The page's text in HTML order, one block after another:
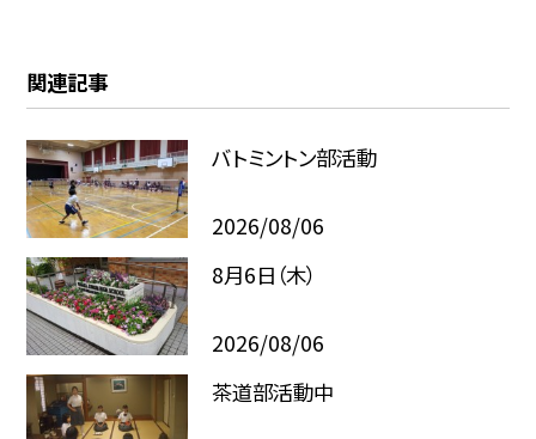
関連記事
バトミントン部活動
2026/08/06
8月6日（木）
2026/08/06
茶道部活動中